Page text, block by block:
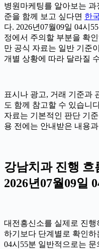
병원마케팅를 알아보는 과
준을 함께 보고 싶다면 한
다. 2026년07월09일 04시
정에서 주의할 부분을 확
만 공식 자료는 일반 기준
개별 상황에 따라 달라질
표시나 광고, 거래 기준과
도 함께 참고할 수 있습니
자료는 기본적인 판단 기
용 전에는 안내받은 내용
강남치과 진행 흐
2026년07월09일
대전흥신소를 실제로 진
하기보다 단계별로 확인하
04시55분 일반적으로는